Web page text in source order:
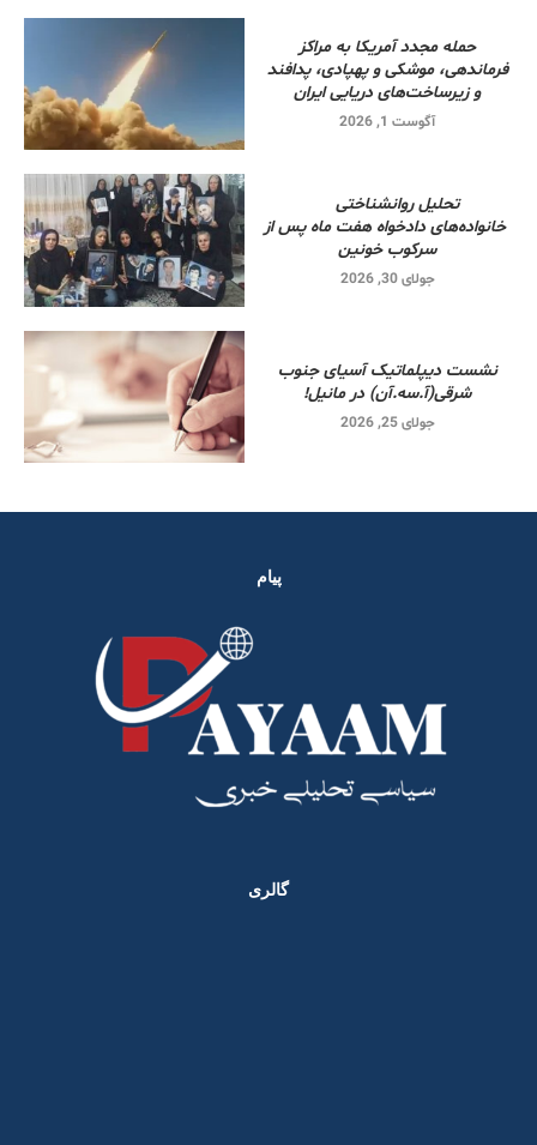
حمله مجدد آمریکا به مراکز
فرماندهی، موشکی و پهپادی، پدافند
و زیرساخت‌های دریایی ایران
آگوست 1, 2026
تحلیل روانشناختی
خانواده‌های دادخواه هفت ماه پس از
سرکوب خونین
جولای 30, 2026
نشست دیپلماتیک آسیای جنوب
شرقی‌(آ.سه.آن) در مانیل!
جولای 25, 2026
پیام
گالری